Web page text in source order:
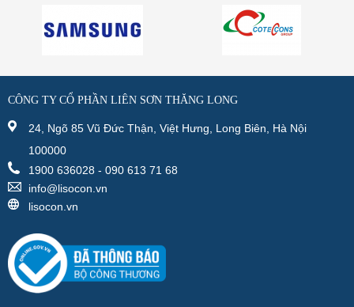
CÔNG TY CỔ PHẦN LIÊN SƠN THĂNG LONG
24, Ngõ 85 Vũ Đức Thận, Việt Hưng, Long Biên, Hà Nội
100000
1900 636028 - 090 613 71 68
info@lisocon.vn
lisocon.vn